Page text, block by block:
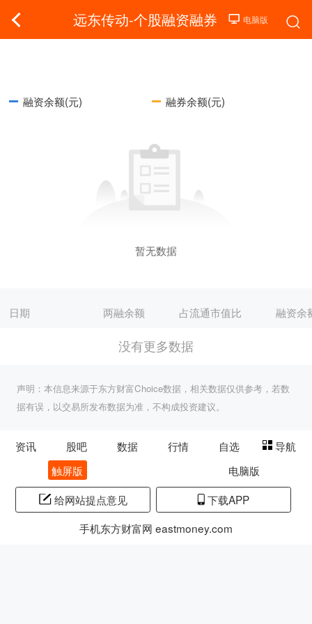
远东传动-个股融资融券
融资余额(元) 融券余额(元)
暂无数据
日期 两融余额 占流通市值比 融资余
没有更多数据
声明：本信息来源于东方财富Choice数据，相关数据仅供参考，若数
据有误，以交易所发布数据为准，不构成投资建议。
资讯 股吧 数据 行情 自选
导航
触屏版
电脑版
给网站提点意见
下载APP
手机东方财富网 eastmoney.com